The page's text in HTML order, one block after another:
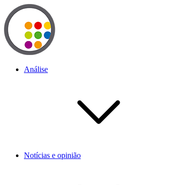
Análise
Notícias e opinião